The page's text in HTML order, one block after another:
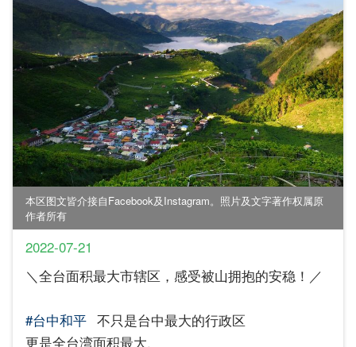
本区图文皆介接自Facebook及Instagram。照片及文字著作权属原
作者所有
2022-07-21
＼全台面积最大市辖区，感受被山拥抱的安稳！／​
#台中和平 不只是台中最大的行政区​
更是全台湾面积最大、​